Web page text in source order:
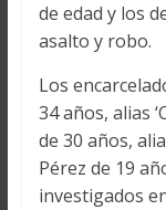
de edad y los
asalto y robo.
Los
34 años, alias
de 30 años,
Pérez de 19
investigados